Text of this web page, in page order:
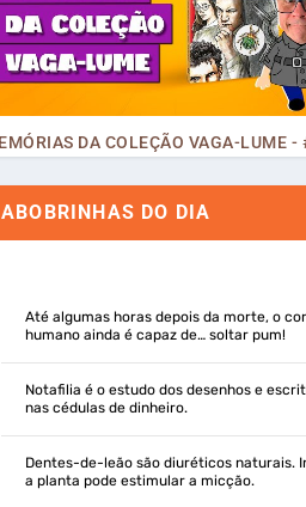
ABOBRINHAS DO DIA
Até algumas horas depois da morte, o
humano ainda é capaz de… soltar pum!
Notafilia é o estudo dos desenhos e
nas cédulas de dinheiro.
Dentes-de-leão são diuréticos naturais.
a planta pode estimular a micção.